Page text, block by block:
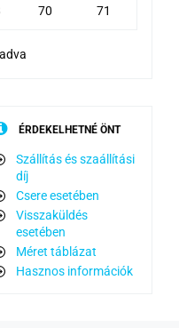
70 71
ÉRDEKELHETNÉ ÖNT
Szállítás és szaállítási
díj
Csere esetében
Visszaküldés
esetében
Méret táblázat
Hasznos információk